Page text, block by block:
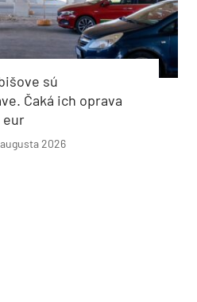
sú
Čaká ich oprava
eur
2026